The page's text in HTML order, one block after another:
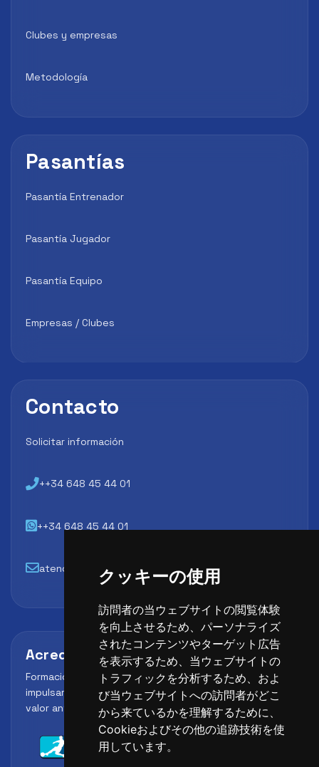
クッキーの使用
訪問者の当ウェブサイトの閲覧体験
を向上させるため、パーソナライズ
されたコンテンツやターゲット広告
を表示するため、当ウェブサイトの
トラフィックを分析するため、およ
び当ウェブサイトへの訪問者がどこ
から来ているかを理解するために、
Cookieおよびその他の追跡技術を使
用しています。
Clubes y empresas
Metodología
Pasantías
Pasantía Entrenador
Pasantía Jugador
Pasantía Equipo
Empresas / Clubes
Contacto
Solicitar información
++34 648 45 44 01
++34 648 45 44 01
atencion@futbollab.com
Acreditaciones y alianzas
Formación, metodología y reconocimiento para
impulsar el perfil profesional del alumno y reforzar su
valor ante clubes, academias y entidades deportivas.